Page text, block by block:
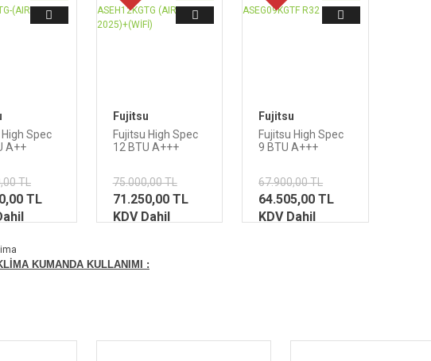
Spec
A++
2025)
TL
TL
Fujitsu
Fujitsu High Spec
12 BTU A+++
(AIRSTAGE
2025)+(WİFİ)
75.000,00 TL
71.250,00 TL
KDV Dahil
Fujitsu
Fujitsu High Spec
9 BTU A+++
67.900,00 TL
64.505,00 TL
KDV Dahil
KUMANDA KULLANIMI :